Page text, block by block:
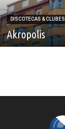
DISCOTECAS & CLUBES
Akropolis